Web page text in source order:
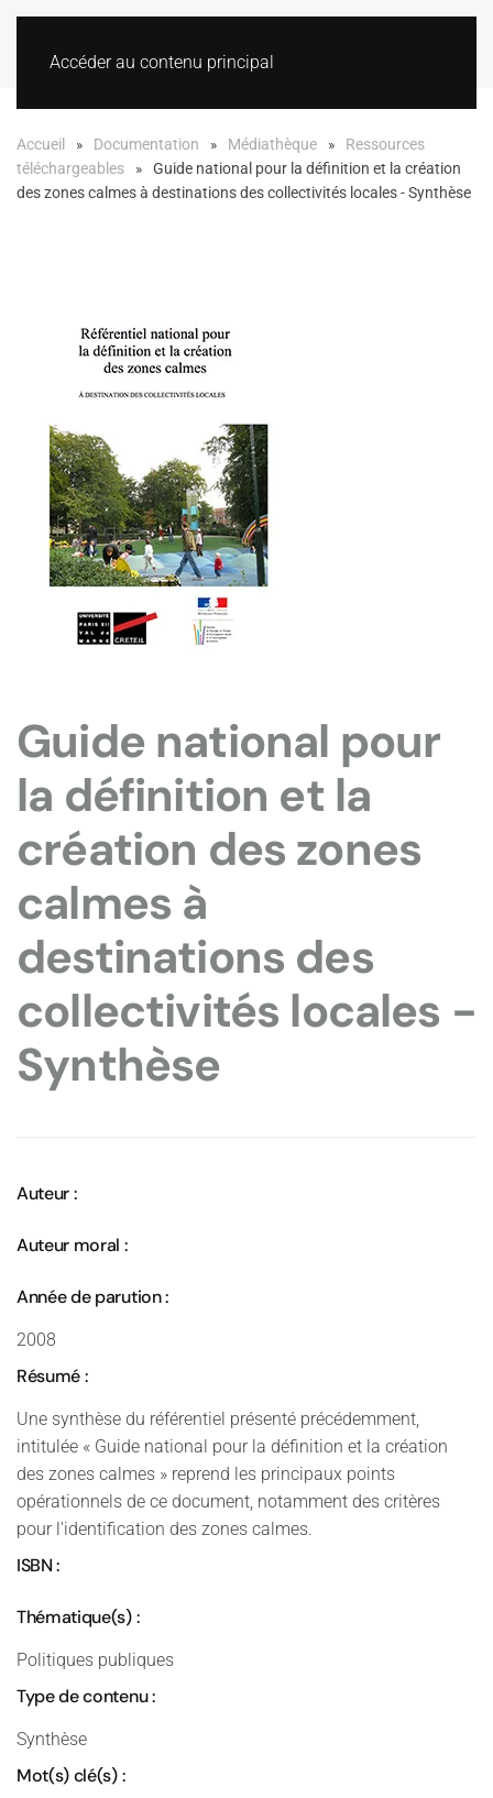
Accéder au contenu principal
Accueil Documentation Médiathèque
Ressources
téléchargeables
Guide national pour la définition et la création
des zones calmes à destinations des collectivités locales - Synthèse
Guide national pour
la définition et la
création des zones
calmes à
destinations des
collectivités locales -
Synthèse
Auteur :
Auteur moral :
Année de parution :
2008
Résumé :
Une synthèse du référentiel présenté précédemment,
intitulée « Guide national pour la définition et la création
des zones calmes » reprend les principaux points
opérationnels de ce document, notamment des critères
pour l'identification des zones calmes.
ISBN :
Thématique(s) :
Politiques publiques
Type de contenu :
Synthèse
Mot(s) clé(s) :